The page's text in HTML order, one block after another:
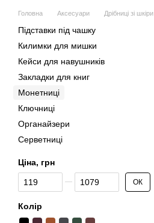
Головна Аксесуари Дрібниці зі шкіри
Підставки під чашку
Килимки для мишки
Кейси для навушників
Закладки для книг
Монетниці
Ключниці
Органайзери
Серветниці
Ціна, грн
Від Ціна, грн
До Ціна, грн ОК
Колір